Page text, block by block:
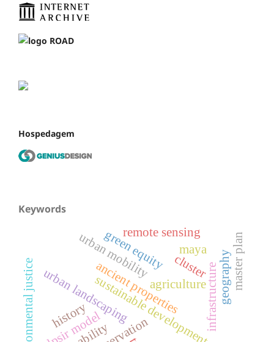
Hospedagem
Keywords
sustainable development
agricultureinfrastructure
ancient properties
urban landscaping
urban mobility cluster
green equity
dpsir model
environmental justice
maya
history
geographymaster plan
remote sensing